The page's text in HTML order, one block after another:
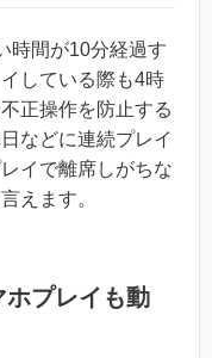
時間が10分経過す
している際も4時
正操作を防止する
などに連続プレイ
イで離席しがちな
えます。
プレイも動